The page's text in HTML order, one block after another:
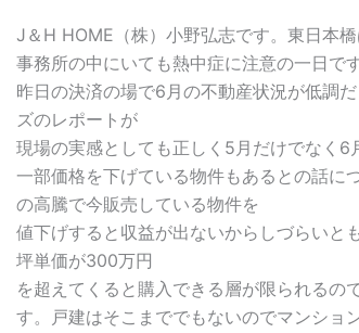
J＆H HOME（株）小野弘志です。東日本橋
事務所の中にいても熱中症に注意の一日です
昨日の決済の場で6月の不動産状況が低調
ズのレポートが
現場の実感としても正しく5月だけでなく6
一部価格を下げている物件もあるとの話に
の高騰で今販売している物件を
値下げすると収益が出ないからしづらいと
坪単価が300万円
を超えてくると購入できる層が限られるの
す。戸建はそこまででもないのでマンショ